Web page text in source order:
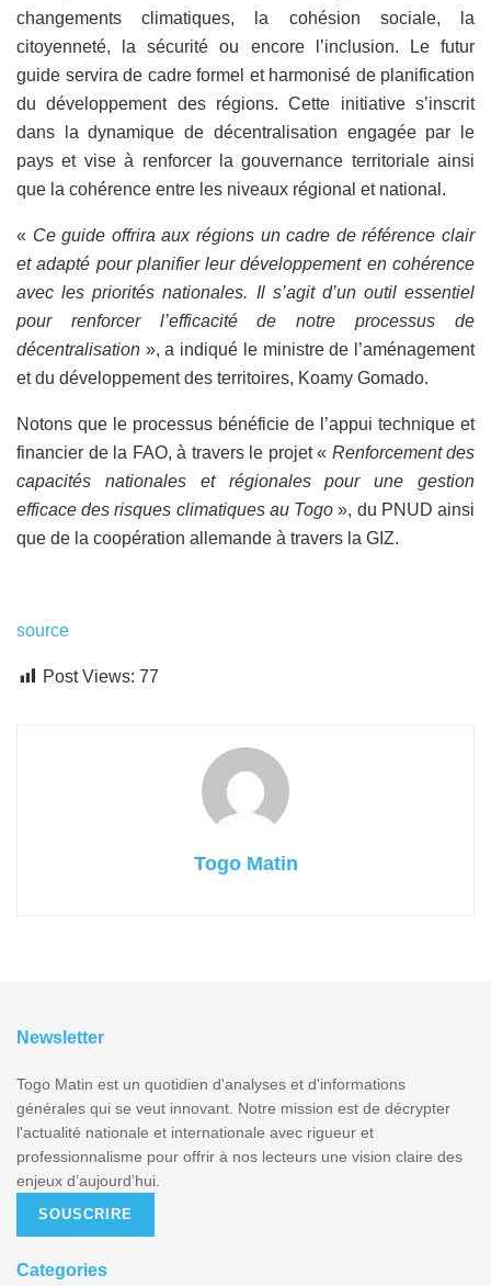
changements climatiques, la cohésion sociale, la
citoyenneté, la sécurité ou encore l’inclusion. Le futur
guide servira de cadre formel et harmonisé de planification
du développement des régions. Cette initiative s’inscrit
dans la dynamique de décentralisation engagée par le
pays et vise à renforcer la gouvernance territoriale ainsi
que la cohérence entre les niveaux régional et national.
« Ce guide offrira aux régions un cadre de référence clair
et adapté pour planifier leur développement en cohérence
avec les priorités nationales. Il s’agit d’un outil essentiel
pour renforcer l’efficacité de notre processus de
décentralisation », a indiqué le ministre de l’aménagement
et du développement des territoires, Koamy Gomado.
Notons que le processus bénéficie de l’appui technique et
financier de la FAO, à travers le projet « Renforcement des
capacités nationales et régionales pour une gestion
efficace des risques climatiques au Togo», du PNUD ainsi
que de la coopération allemande à travers la GIZ.
source
Post Views: 77
Togo Matin
Newsletter
Togo Matin est un quotidien d'analyses et d'informations
générales qui se veut innovant. Notre mission est de décrypter
l'actualité nationale et internationale avec rigueur et
professionnalisme pour offrir à nos lecteurs une vision claire des
enjeux d’aujourd’hui.
SOUSCRIRE
Categories